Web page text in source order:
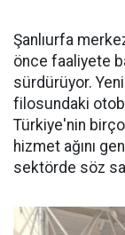
Şanlıurfa
önce faaliyete
sürdürüyor.
filosundaki
Türkiye'nin
hizmet ağını
sektörde söz